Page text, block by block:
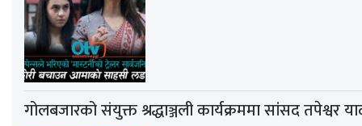
गोलबजारको संयुक्त श्रद्धाञ्जली कार्यक्रममा सांसद तपेश्वर